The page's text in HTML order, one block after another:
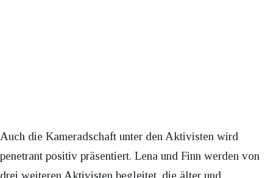
Auch die Kameradschaft unter den Aktivisten wird
penetrant positiv präsentiert. Lena und Finn werden von
drei weiteren Aktivisten begleitet, die älter und